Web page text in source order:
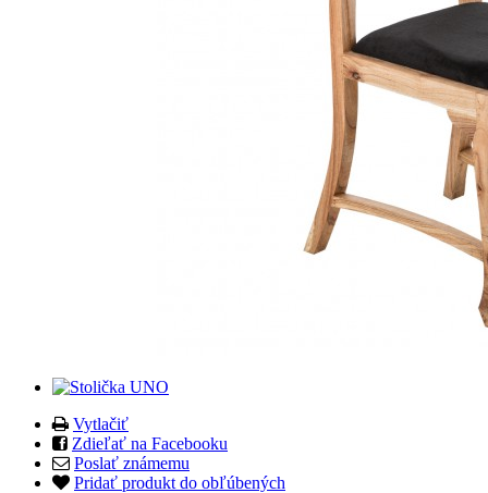
Vytlačiť
Zdieľať na Facebooku
Poslať známemu
Pridať produkt do obľúbených